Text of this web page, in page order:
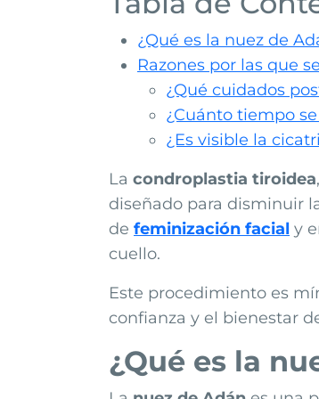
¿Qué es la nuez de
Razones por las que
¿Qué cuidados
¿Cuánto tiempo
¿Es visible la
La condroplastia tiroidea
diseñado para disminuir
de feminización facial y
cuello.
Este procedimiento es
confianza y el bienestar
¿Qué es la